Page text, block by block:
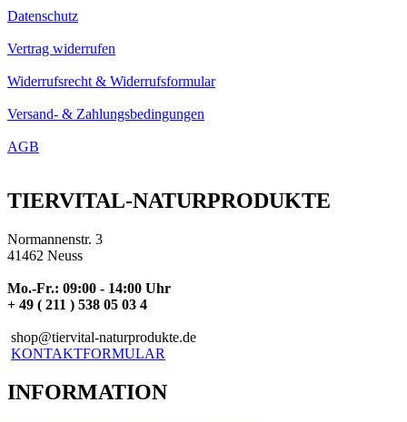
Datenschutz
Vertrag widerrufen
Widerrufsrecht & Widerrufsformular
Versand- & Zahlungsbedingungen
AGB
TIERVITAL-NATURPRODUKTE
Normannenstr. 3
41462 Neuss
Mo.-Fr.: 09:00 - 14:00 Uhr
+ 49 ( 211 ) 538 05 03 4
shop@tiervital-naturprodukte.de
KONTAKTFORMULAR
INFORMATION